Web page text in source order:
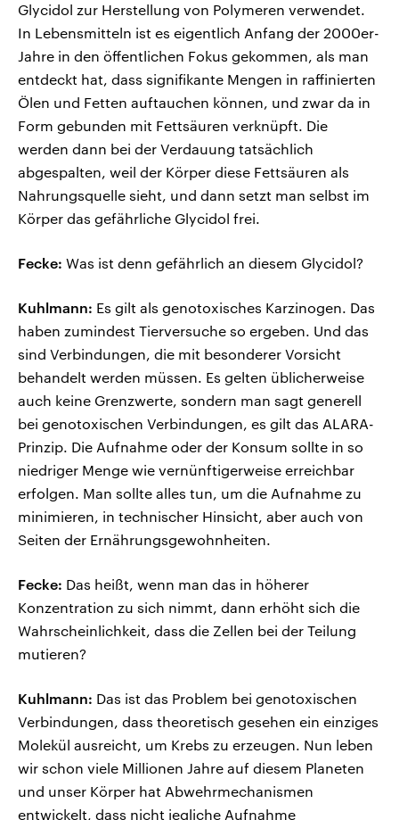
Glycidol zur Herstellung von Polymeren verwendet.
In Lebensmitteln ist es eigentlich Anfang der 2000er-
Jahre in den öffentlichen Fokus gekommen, als man
entdeckt hat, dass signifikante Mengen in raffinierten
Ölen und Fetten auftauchen können, und zwar da in
Form gebunden mit Fettsäuren verknüpft. Die
werden dann bei der Verdauung tatsächlich
abgespalten, weil der Körper diese Fettsäuren als
Nahrungsquelle sieht, und dann setzt man selbst im
Körper das gefährliche Glycidol frei.
Fecke: Was ist denn gefährlich an diesem Glycidol?
Kuhlmann: Es gilt als genotoxisches Karzinogen. Das
haben zumindest Tierversuche so ergeben. Und das
sind Verbindungen, die mit besonderer Vorsicht
behandelt werden müssen. Es gelten üblicherweise
auch keine Grenzwerte, sondern man sagt generell
bei genotoxischen Verbindungen, es gilt das ALARA-
Prinzip. Die Aufnahme oder der Konsum sollte in so
niedriger Menge wie vernünftigerweise erreichbar
erfolgen. Man sollte alles tun, um die Aufnahme zu
minimieren, in technischer Hinsicht, aber auch von
Seiten der Ernährungsgewohnheiten.
Fecke: Das heißt, wenn man das in höherer
Konzentration zu sich nimmt, dann erhöht sich die
Wahrscheinlichkeit, dass die Zellen bei der Teilung
mutieren?
Kuhlmann: Das ist das Problem bei genotoxischen
Verbindungen, dass theoretisch gesehen ein einziges
Molekül ausreicht, um Krebs zu erzeugen. Nun leben
wir schon viele Millionen Jahre auf diesem Planeten
und unser Körper hat Abwehrmechanismen
entwickelt, dass nicht jegliche Aufnahme